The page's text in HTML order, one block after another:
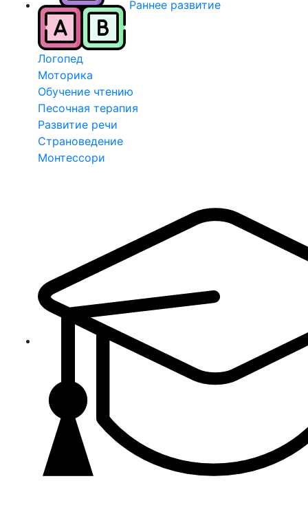
Раннее развитие
Логопед
Моторика
Обучение чтению
Песочная терапия
Развитие речи
Страноведение
Монтессори